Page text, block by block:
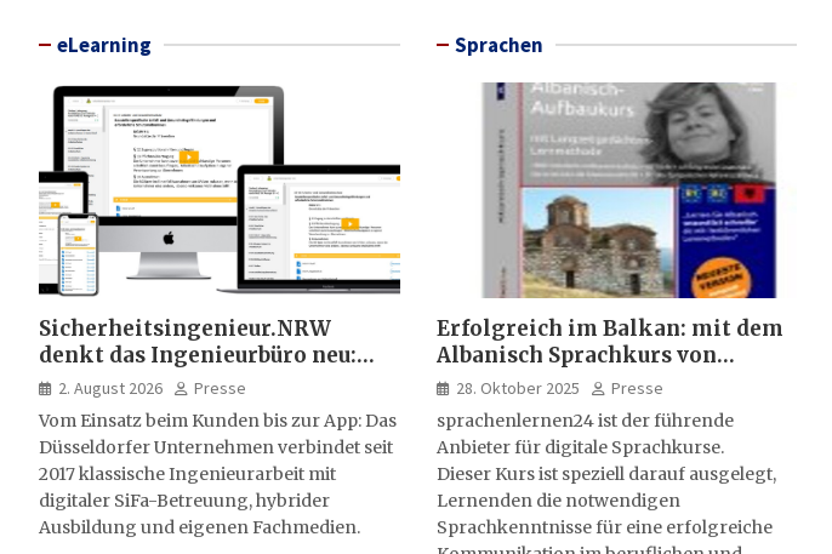
eLearning
Sicherheitsingenieur.NRW
denkt das Ingenieurbüro neu:
HSE-Beratung wird digital,
hybrid und multimedial
2. August 2026
Presse
Vom Einsatz beim Kunden bis zur App: Das
Düsseldorfer Unternehmen verbindet seit
2017 klassische Ingenieurarbeit mit
digitaler SiFa-Betreuung, hybrider
Ausbildung und eigenen Fachmedien.
Sprachen
Erfolgreich im Balkan: mit dem
Albanisch Sprachkurs von
sprachenlernen24
28. Oktober 2025
Presse
sprachenlernen24 ist der führende
Anbieter für digitale Sprachkurse.
Dieser Kurs ist speziell darauf ausgelegt,
Lernenden die notwendigen
Sprachkenntnisse für eine erfolgreiche